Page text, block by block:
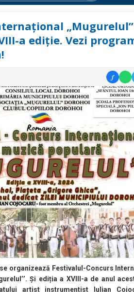
a ediție. Vezi
f
organizează Festivalul-Concurs
Și ediția a XVIII-a de anul
artist instrumentist Iulian